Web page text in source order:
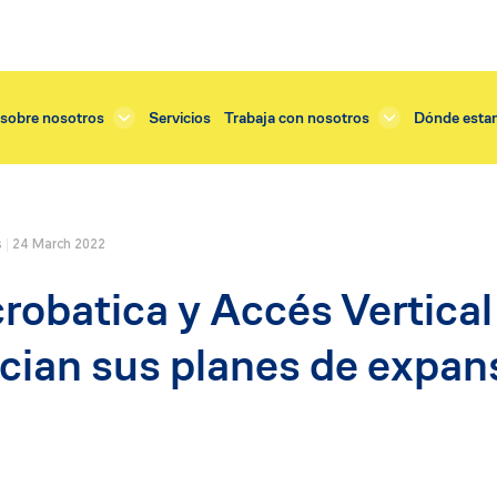
exterior
Renovación enlucido
Renovación balcones
Renovación tejado
Renovación terraza
nosotros Servicios Trabaja con nosotros Dónde
24 March 2022
y Accés
sus planes de